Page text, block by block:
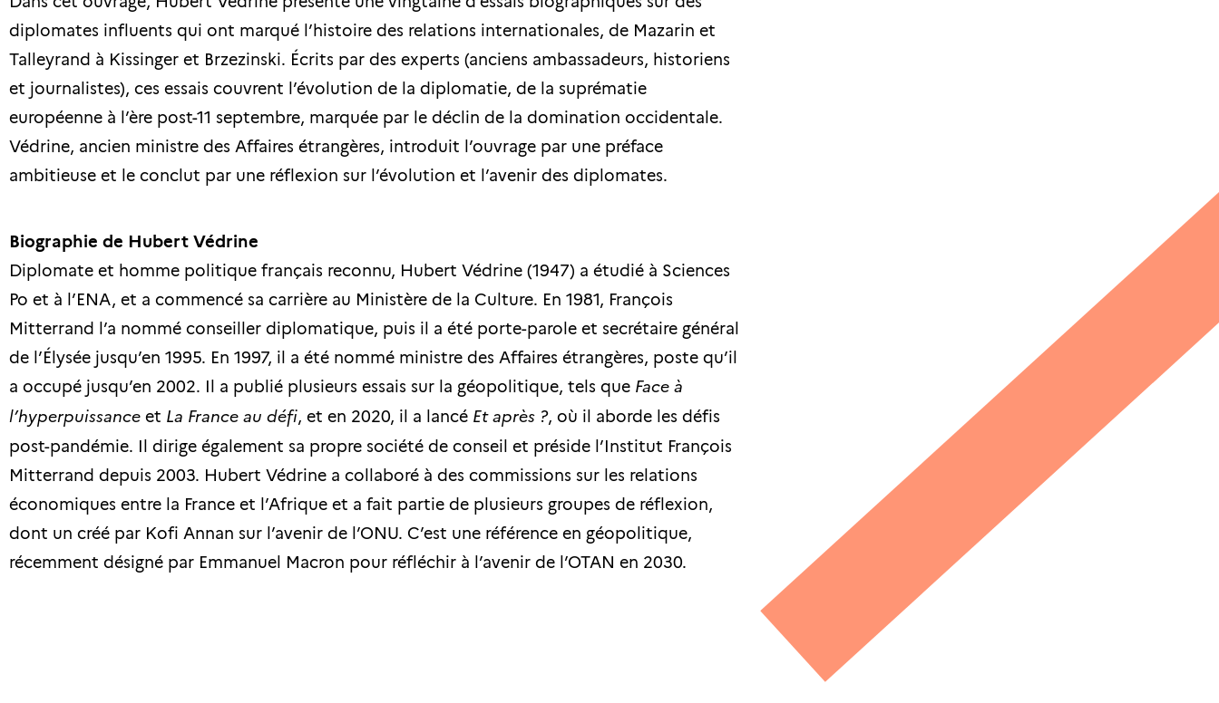
diplomates influents qui ont marqué l’histoire des relations internationales, de Mazarin et
Talleyrand à Kissinger et Brzezinski. Écrits par des experts (anciens ambassadeurs, historiens
et journalistes), ces essais couvrent l’évolution de la diplomatie, de la suprématie
européenne à l’ère post-11 septembre, marquée par le déclin de la domination occidentale.
Védrine, ancien ministre des Affaires étrangères, introduit l’ouvrage par une préface
ambitieuse et le conclut par une réflexion sur l’évolution et l’avenir des diplomates.
Biographie de Hubert Védrine
Diplomate et homme politique français reconnu, Hubert Védrine (1947) a étudié à Sciences
Po et à l’ENA, et a commencé sa carrière au Ministère de la Culture. En 1981, François
Mitterrand l’a nommé conseiller diplomatique, puis il a été porte-parole et secrétaire général
de l’Élysée jusqu’en 1995. En 1997, il a été nommé ministre des Affaires étrangères, poste qu’il
a occupé jusqu’en 2002. Il a publié plusieurs essais sur la géopolitique, tels que Face à
l’hyperpuissance et La France au défi, et en 2020, il a lancé Et après ?, où il aborde les défis
post-pandémie. Il dirige également sa propre société de conseil et préside l’Institut François
Mitterrand depuis 2003. Hubert Védrine a collaboré à des commissions sur les relations
économiques entre la France et l’Afrique et a fait partie de plusieurs groupes de réflexion,
dont un créé par Kofi Annan sur l’avenir de l’ONU. C’est une référence en géopolitique,
récemment désigné par Emmanuel Macron pour réfléchir à l’avenir de l’OTAN en 2030.